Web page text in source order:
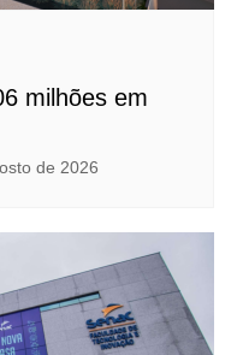
milhões em
de 2026